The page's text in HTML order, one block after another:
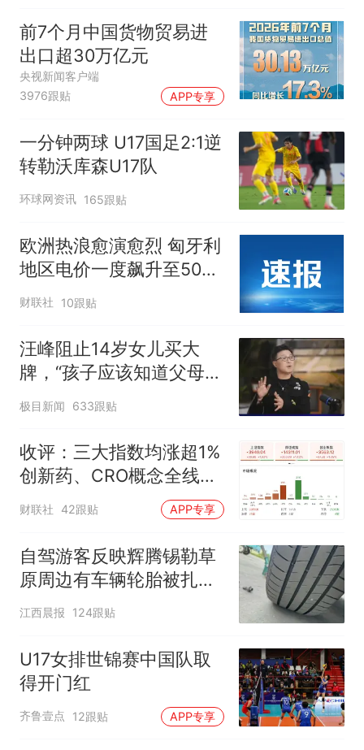
前7个月中国货物贸易进
出口超30万亿元
央视新闻客户端
3976跟贴
APP专享
一分钟两球 U17国足2:1逆
转勒沃库森U17队
环球网资讯 165跟贴
欧洲热浪愈演愈烈 匈牙利
地区电价一度飙升至500
欧元/兆瓦时
财联社 10跟贴
汪峰阻止14岁女儿买大
牌，“孩子应该知道父母的
不易”，称自己买衣服80%
极目新闻 633跟贴
收评：三大指数均涨超1%
创新药、CRO概念全线走
强
财联社 42跟贴 APP专享
自驾游客反映辉腾锡勒草
原周边有车辆轮胎被扎，
修理店铺换胎价格高达千
江西晨报 124跟贴
U17女排世锦赛中国队取
得开门红
齐鲁壹点 12跟贴 APP专享